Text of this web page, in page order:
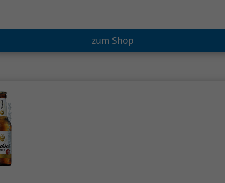
zum Shop